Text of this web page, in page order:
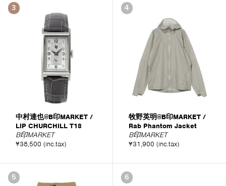
3
中村達也@B印MARKET /
LIP CHURCHILL T18
B印MARKET
¥38,500 (inc.tax)
4
牧野英明@B印MARKET /
Rab Phantom Jacket
B印MARKET
¥31,900 (inc.tax)
5 6